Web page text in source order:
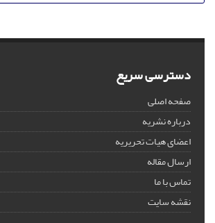
دسترسی سریع
صفحه اصلی
درباره نشریه
اعضای هیات تحریریه
ارسال مقاله
تماس با ما
نقشه سایت